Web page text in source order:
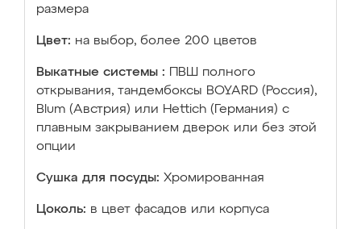
размера
Цвет: на выбор, более 200 цветов
Выкатные системы :
ПВШ полного
открывания, тандембоксы BOYARD (Россия),
Blum (Австрия) или Hettich (Германия) с
плавным закрыванием дверок или без этой
опции
Сушка для посуды: Хромированная
Цоколь: в цвет фасадов или корпуса